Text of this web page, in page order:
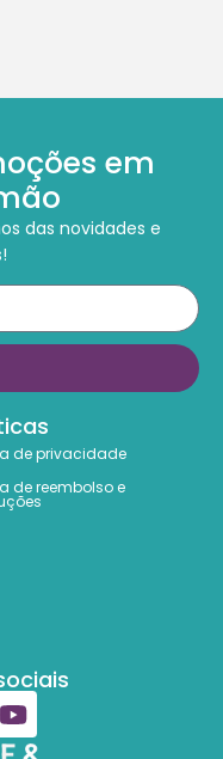
em
das novidades e
de privacidade
de reembolso e